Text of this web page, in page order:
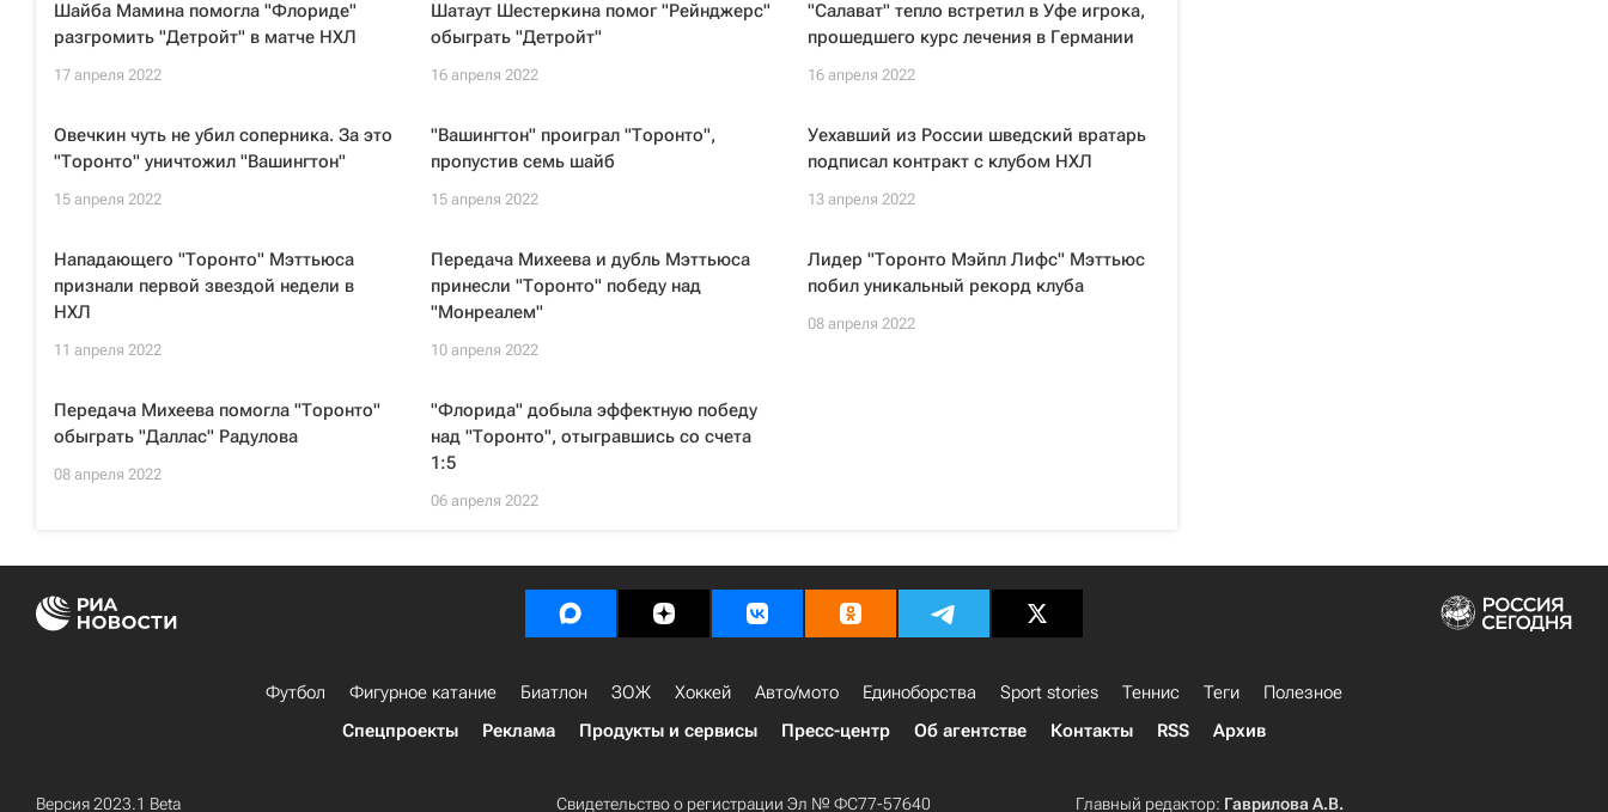
Шайба Мамина помогла "Флориде"
разгромить "Детройт" в матче НХЛ
17 апреля 2022
Шатаут Шестеркина помог "Рейнджерс"
обыграть "Детройт"
16 апреля 2022
"Салават" тепло встретил в Уфе игрока,
прошедшего курс лечения в Германии
16 апреля 2022
Овечкин чуть не убил соперника. За это
"Торонто" уничтожил "Вашингтон"
15 апреля 2022
"Вашингтон" проиграл "Торонто",
пропустив семь шайб
15 апреля 2022
Уехавший из России шведский вратарь
подписал контракт с клубом НХЛ
13 апреля 2022
Нападающего "Торонто" Мэттьюса
признали первой звездой недели в
НХЛ
11 апреля 2022
Передача Михеева и дубль Мэттьюса
принесли "Торонто" победу над
"Монреалем"
10 апреля 2022
Лидер "Торонто Мэйпл Лифс" Мэттьюс
побил уникальный рекорд клуба
08 апреля 2022
Передача Михеева помогла "Торонто"
обыграть "Даллас" Радулова
08 апреля 2022
"Флорида" добыла эффектную победу
над "Торонто", отыгравшись со счета
1:5
06 апреля 2022
Футбол Фигурное катание Биатлон ЗОЖ Хоккей Авто/мото Единоборства Sport stories Теннис Теги
Полезное
Спецпроекты
Реклама Продукты и сервисы Пресс-центр Об агентстве Контакты RSS Архив
Версия 2023.1 Beta Свидетельство о регистрации Эл № ФС77-57640 Главный редактор: Гаврилова А.В.